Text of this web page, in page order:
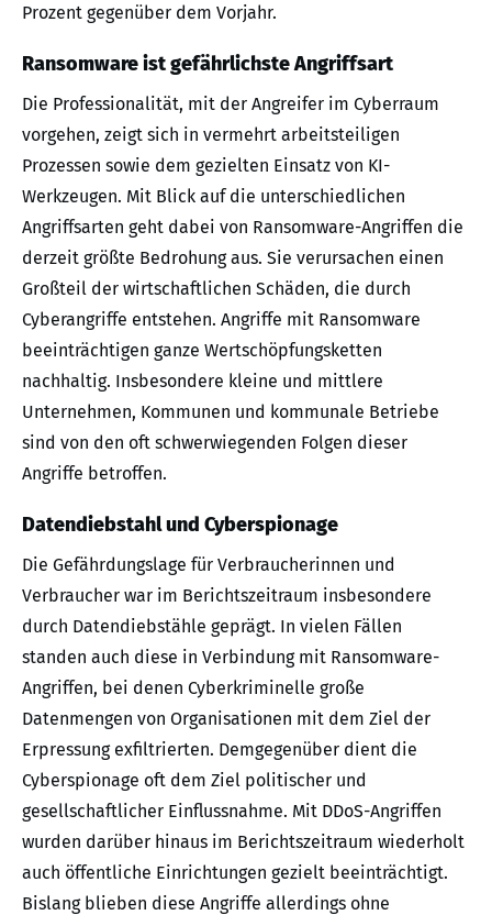
Prozent gegenüber dem Vorjahr.
Ransomware ist gefährlichste Angriffsart
Die Professionalität, mit der Angreifer im Cyberraum
vorgehen, zeigt sich in vermehrt arbeitsteiligen
Prozessen sowie dem gezielten Einsatz von KI-
Werkzeugen. Mit Blick auf die unterschiedlichen
Angriffsarten geht dabei von Ransomware-Angriffen die
derzeit größte Bedrohung aus. Sie verursachen einen
Großteil der wirtschaftlichen Schäden, die durch
Cyberangriffe entstehen. Angriffe mit Ransomware
beeinträchtigen ganze Wertschöpfungsketten
nachhaltig. Insbesondere kleine und mittlere
Unternehmen, Kommunen und kommunale Betriebe
sind von den oft schwerwiegenden Folgen dieser
Angriffe betroffen.
Datendiebstahl und Cyberspionage
Die Gefährdungslage für Verbraucherinnen und
Verbraucher war im Berichtszeitraum insbesondere
durch Datendiebstähle geprägt. In vielen Fällen
standen auch diese in Verbindung mit Ransomware-
Angriffen, bei denen Cyberkriminelle große
Datenmengen von Organisationen mit dem Ziel der
Erpressung exfiltrierten. Demgegenüber dient die
Cyberspionage oft dem Ziel politischer und
gesellschaftlicher Einflussnahme. Mit DDoS-Angriffen
wurden darüber hinaus im Berichtszeitraum wiederholt
auch öffentliche Einrichtungen gezielt beeinträchtigt.
Bislang blieben diese Angriffe allerdings ohne